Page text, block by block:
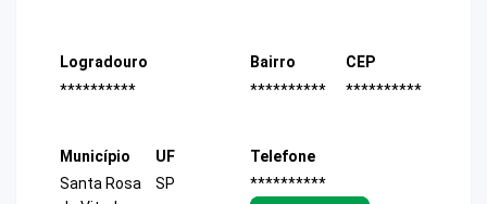
Logradouro
**********
Bairro
**********
CEP
**********
Município
Santa Rosa
UF
SP
Telefone
**********